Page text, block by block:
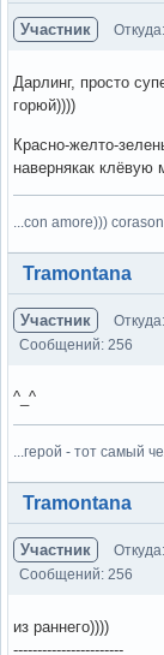
Участник
Дарлинг, просто
горюй))))
Красно-желто-
навернякак клёвую
...con amore)))
Вне форума
Tramontana
Участник
Сообщений: 256
^_^
...герой - тот самый
Вне форума
Tramontana
Участник
Сообщений: 256
из раннего))))
-----------------------